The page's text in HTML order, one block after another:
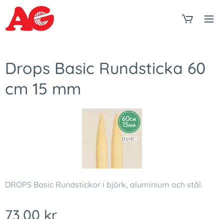
Drops Basic Rundsticka 60
cm 15 mm
DROPS Basic Rundstickor i björk, aluminium och stål.
73,00 kr